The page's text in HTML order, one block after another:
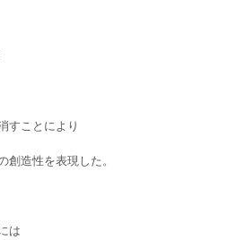
すことにより
創造性を表現した。
は